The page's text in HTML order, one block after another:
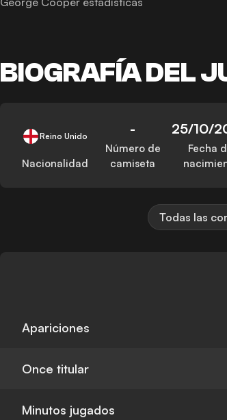
BIOGRAFÍA DEL
Reino Unido
Nacionalidad
-
Número de
camiseta
25/10/
Fecha
Todas las
Apariciones
Once titular
Minutos jugados